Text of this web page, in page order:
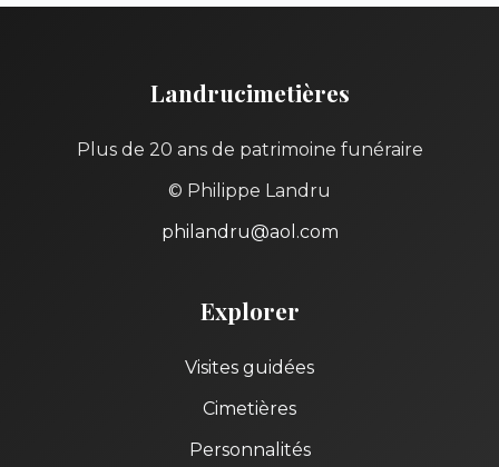
Landrucimetières
Plus de 20 ans de patrimoine funéraire
© Philippe Landru
philandru@aol.com
Explorer
Visites guidées
Cimetières
Personnalités